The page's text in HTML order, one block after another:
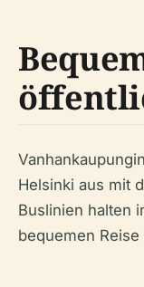
Helsinki aus mit
Buslinien halten
bequemen